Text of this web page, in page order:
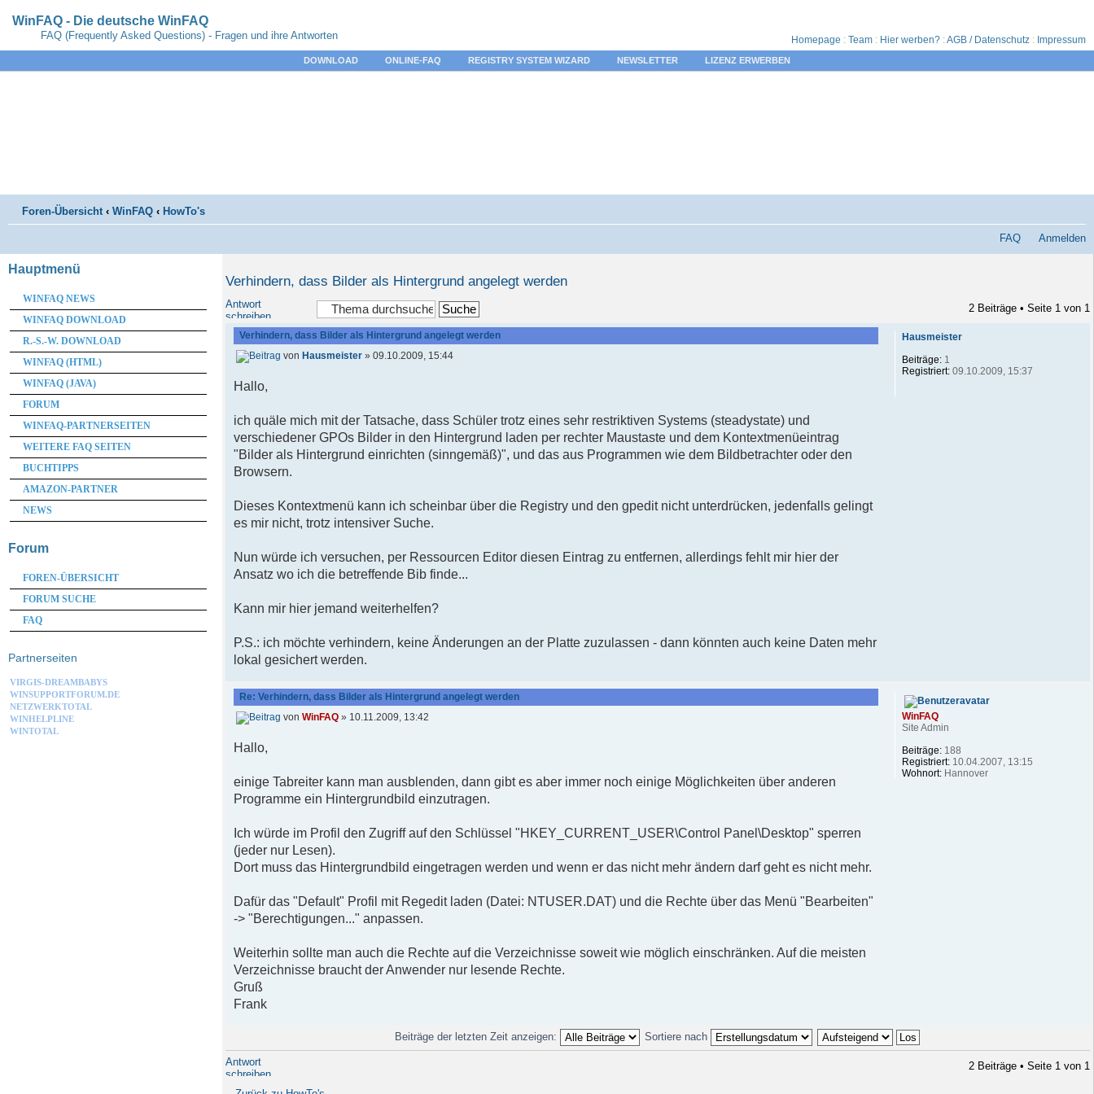
WinFAQ - Die deutsche WinFAQ
FAQ (Frequently Asked Questions) - Fragen und ihre Antworten Homepage : Team : Hier werben? :AGB / Datenschutz : Impressum
DOWNLOAD ONLINE-FAQ REGISTRY SYSTEM WIZARD NEWSLETTER LIZENZ ERWERBEN
Foren-Übersicht ‹ WinFAQ ‹ HowTo's
FAQ Anmelden
Verhindern, dass Bilder als Hintergrund angelegt werden
Antwort
schreiben
2 Beiträge • Seite 1 von 1
Verhindern, dass Bilder als Hintergrund angelegt werden
von Hausmeister » 09.10.2009, 15:44
Hallo,
ich quäle mich mit der Tatsache, dass Schüler trotz eines sehr restriktiven Systems (steadystate) und
verschiedener GPOs Bilder in den Hintergrund laden per rechter Maustaste und dem Kontextmenüeintrag
"Bilder als Hintergrund einrichten (sinngemäß)", und das aus Programmen wie dem Bildbetrachter oder den
Browsern.
Dieses Kontextmenü kann ich scheinbar über die Registry und den gpedit nicht unterdrücken, jedenfalls gelingt
es mir nicht, trotz intensiver Suche.
Nun würde ich versuchen, per Ressourcen Editor diesen Eintrag zu entfernen, allerdings fehlt mir hier der
Ansatz wo ich die betreffende Bib finde...
Kann mir hier jemand weiterhelfen?
P.S.: ich möchte verhindern, keine Änderungen an der Platte zuzulassen - dann könnten auch keine Daten mehr
lokal gesichert werden.
Hausmeister
Beiträge:1
Registriert:09.10.2009, 15:37
Re: Verhindern, dass Bilder als Hintergrund angelegt werden
vonWinFAQ » 10.11.2009, 13:42
Hallo,
einige Tabreiter kann man ausblenden, dann gibt es aber immer noch einige Möglichkeiten über anderen
Programme ein Hintergrundbild einzutragen.
Ich würde im Profil den Zugriff auf den Schlüssel "HKEY_CURRENT_USER\Control Panel\Desktop" sperren
(jeder nur Lesen).
Dort muss das Hintergrundbild eingetragen werden und wenn er das nicht mehr ändern darf geht es nicht mehr.
Dafür das "Default" Profil mit Regedit laden (Datei: NTUSER.DAT) und die Rechte über das Menü "Bearbeiten"
-> "Berechtigungen..." anpassen.
Weiterhin sollte man auch die Rechte auf die Verzeichnisse soweit wie möglich einschränken. Auf die meisten
Verzeichnisse braucht der Anwender nur lesende Rechte.
Gruß
Frank
WinFAQ
Site Admin
Beiträge:188
Registriert:10.04.2007, 13:15
Wohnort:Hannover
Beiträge der letzten Zeit anzeigen: Sortiere nach
Antwort
schreiben
2 Beiträge • Seite 1 von 1
Hauptmenü
WINFAQ NEWS
WINFAQ DOWNLOAD
R.-S.-W. DOWNLOAD
WINFAQ (HTML)
WINFAQ (JAVA)
FORUM
WINFAQ-PARTNERSEITEN
WEITERE FAQ SEITEN
BUCHTIPPS
AMAZON-PARTNER
NEWS
Forum
FOREN-ÜBERSICHT
FORUM SUCHE
FAQ
Partnerseiten
VIRGIS-DREAMBABYS
WINSUPPORTFORUM.DE
NETZWERKTOTAL
WINHELPLINE
WINTOTAL